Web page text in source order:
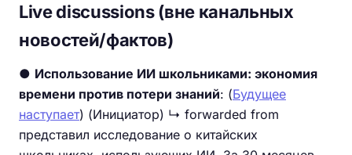
Live discussions (вне канальных
новостей/фактов)
● Использование ИИ школьниками: экономия
времени против потери знаний: (Будущее
наступает) (Инициатор) ↳ forwarded from
представил исследование о китайских